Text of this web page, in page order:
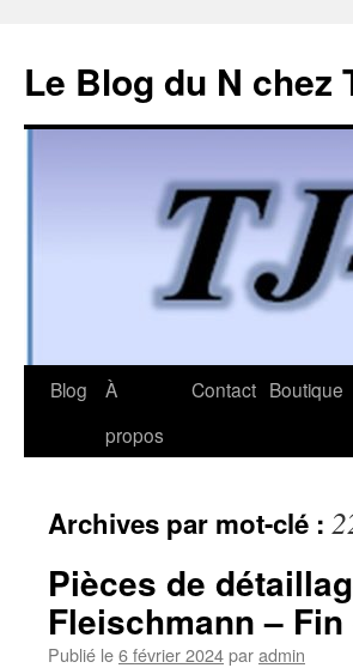
Le Blog du N chez
Aller
Blog
À
propos
Contact Boutique
Archives par mot-clé :
Pièces de
Fleischmann –
Publié le6 février 2024paradmin